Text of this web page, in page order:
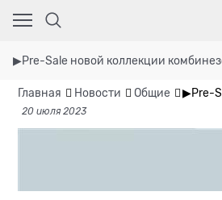
▶Pre-Sale новой коллекции
Главная Новости Общие ▶Pre-
20 июля 2023